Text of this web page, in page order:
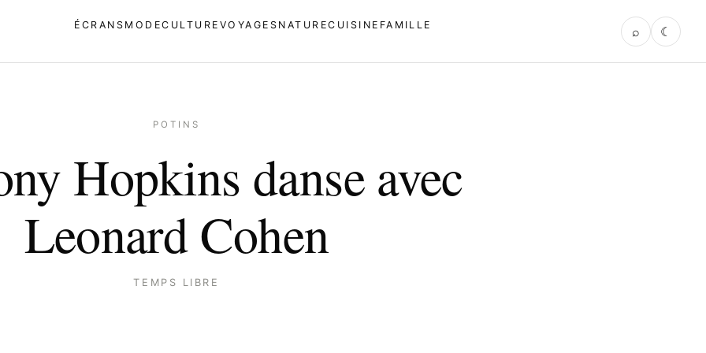
ÉCRANS MODECULTURE VOYAGES NATURECUISINE FAMILLE ⌕ ☾
POTINS
Hopkins danse avec
Leonard Cohen
TEMPS LIBRE